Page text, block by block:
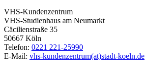
VHS-Kundenzentrum
VHS-Studienhaus am Neumarkt
Cäcilienstraße 35
50667 Köln
Telefon: 0221 221-25990
E-Mail: vhs-kundenzentrum(at)stadt-koeln.de